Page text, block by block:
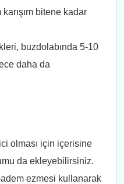
bitene kadar
buzdolabında 5-10
daha da
olması için içerisine
da ekleyebilirsiniz.
ezmesi kullanarak